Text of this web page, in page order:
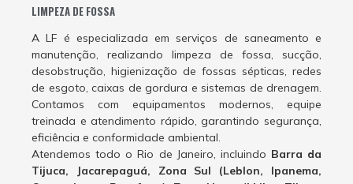
LIMPEZA DE FOSSA
A LF é especializada em serviços de saneamento e
manutenção, realizando limpeza de fossa, sucção,
desobstrução, higienização de fossas sépticas, redes
de esgoto, caixas de gordura e sistemas de drenagem.
Contamos com equipamentos modernos, equipe
treinada e atendimento rápido, garantindo segurança,
eficiência e conformidade ambiental.
Atendemos todo o Rio de Janeiro, incluindo Barra da
Tijuca, Jacarepaguá, Zona Sul (Leblon, Ipanema,